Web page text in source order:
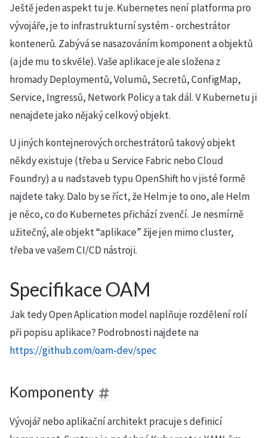
Ještě jeden aspekt tu je. Kubernetes není platforma pro
vývojáře, je to infrastrukturní systém - orchestrátor
kontenerů. Zabývá se nasazováním komponent a objektů
(a jde mu to skvěle). Vaše aplikace je ale složena z
hromady Deploymentů, Volumů, Secretů, ConfigMap,
Service, Ingressů, Network Policy a tak dál. V Kubernetu ji
nenajdete jako nějaký celkový objekt.
U jiných kontejnerových orchestrátorů takový objekt
někdy existuje (třeba u Service Fabric nebo Cloud
Foundry) a u nadstaveb typu OpenShift ho v jisté formě
najdete taky. Dalo by se říct, že Helm je to ono, ale Helm
je něco, co do Kubernetes přichází zvenčí. Je nesmírně
užitečný, ale objekt “aplikace” žije jen mimo cluster,
třeba ve vašem CI/CD nástroji.
Specifikace OAM
Jak tedy Open Aplication model naplňuje rozdělení rolí
při popisu aplikace? Podrobnosti najdete na
https://github.com/oam-dev/spec
Komponenty
Vývojář nebo aplikační architekt pracuje s definicí